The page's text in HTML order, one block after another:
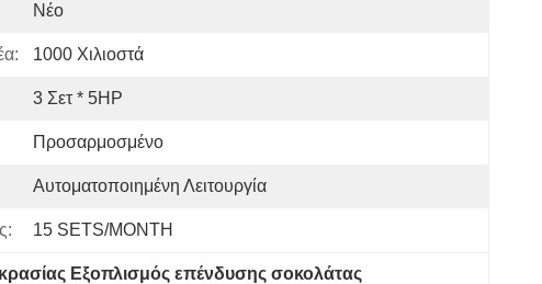
Νέο
1000 Χιλιοστά
3 Σετ * 5HP
Προσαρμοσμένο
Αυτοματοποιημένη Λειτουργία
15 SETS/MONTH
Εξοπλισμός επένδυσης σοκολάτας